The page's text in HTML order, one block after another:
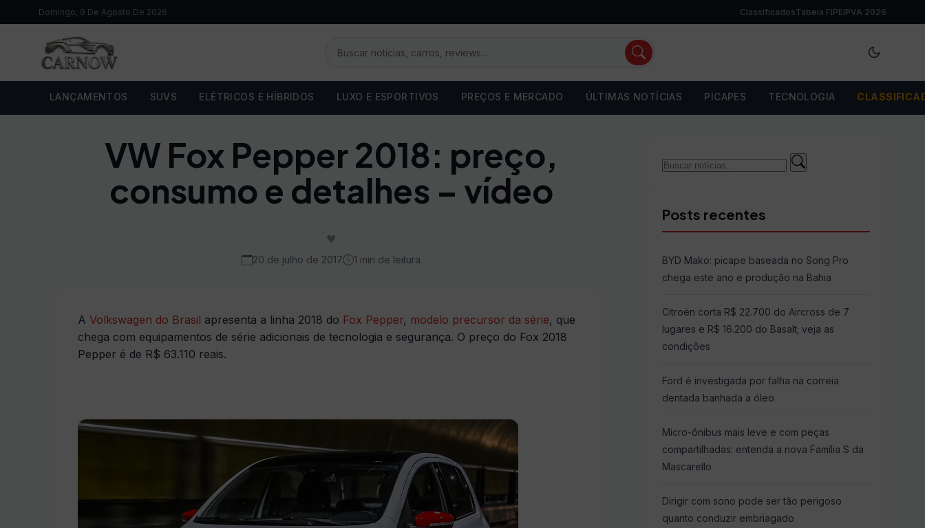
Domingo, 9 De Agosto De 2026 ClassificadosTabela FIPEIPVA 2026
LANÇAMENTOS SUVS ELÉTRICOS E HÍBRIDOS LUXO E ESPORTIVOS PREÇOS E MERCADO ÚLTIMAS NOTÍCIAS PICAPES TECNOLOGIA
VW Fox Pepper 2018: preço,
consumo e detalhes – vídeo
♥
20 de julho de 2017 1 min de leitura
A Volkswagen do Brasil apresenta a linha 2018 do Fox Pepper, modelo precursor da série, que
chega com equipamentos de série adicionais de tecnologia e segurança. O preço do Fox 2018
Pepper é de R$ 63.110 reais.
Buscar
Buscar
Posts recentes
BYD Mako: picape baseada no Song Pro
chega este ano e produção na Bahia
Citroën corta R$ 22.700 do Aircross de 7
lugares e R$ 16.200 do Basalt; veja as
condições
Ford é investigada por falha na correia
dentada banhada a óleo
Micro-ônibus mais leve e com peças
compartilhadas: entenda a nova Família S da
Mascarello
Dirigir com sono pode ser tão perigoso
quanto conduzir embriagado